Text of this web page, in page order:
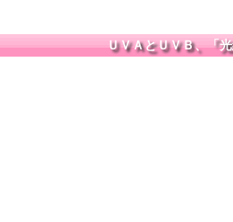
ＵＶＡとＵＶＢ、「